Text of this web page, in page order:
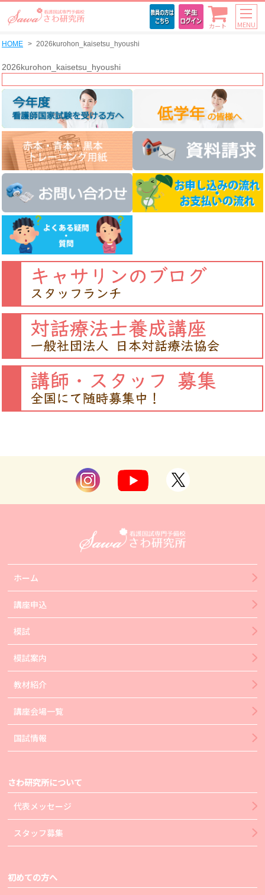
カート MENU
HOME 2026kurohon_kaisetsu_hyoushi
2026kurohon_kaisetsu_hyoushi
ホーム
講座申込
模試
模試案内
教材紹介
講座会場一覧
国試情報
さわ研究所について
代表メッセージ
スタッフ募集
初めての方へ